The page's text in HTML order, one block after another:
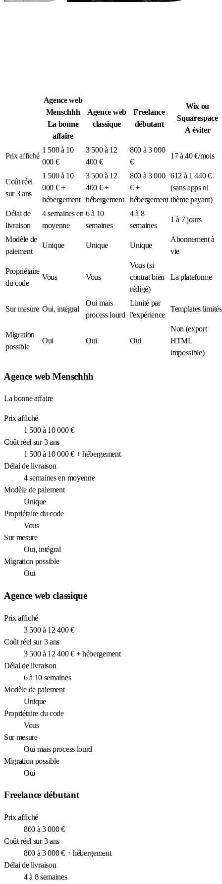
Agence web
Menschhh
La bonne
affaire
Agence web
classique
Freelance
débutant
Wix ou
Squarespace
À éviter
Prix affiché
1 500 à 10
000 €
3 500 à 12
400 €
800 à 3 000
€
17 à 40 €/mois
Coût réel
sur 3 ans
1 500 à 10
000 € +
hébergement
3 500 à 12
400 € +
hébergement
800 à 3 000
€ +
hébergement
612 à 1 440 €
(sans apps ni
thème payant)
Délai de
livraison
4 semaines en
moyenne
6 à 10
semaines
4 à 8
semaines
1 à 7 jours
Modèle de
paiement
Unique Unique Unique
Abonnement à
vie
Propriétaire
du code
Vous Vous
Vous (si
contrat bien
rédigé)
La plateforme
Sur mesure Oui, intégral
Oui mais
process lourd
Limité par
l'expérience
Templates limités
Migration
possible
Oui Oui Oui
Non (export
HTML
impossible)
Agence web Menschhh
La bonne affaire
Prix affiché
1 500 à 10 000 €
Coût réel sur 3 ans
1 500 à 10 000 € + hébergement
Délai de livraison
4 semaines en moyenne
Modèle de paiement
Unique
Propriétaire du code
Vous
Sur mesure
Oui, intégral
Migration possible
Oui
Agence web classique
Prix affiché
3 500 à 12 400 €
Coût réel sur 3 ans
3 500 à 12 400 € + hébergement
Délai de livraison
6 à 10 semaines
Modèle de paiement
Unique
Propriétaire du code
Vous
Sur mesure
Oui mais process lourd
Migration possible
Oui
Freelance débutant
Prix affiché
800 à 3 000 €
Coût réel sur 3 ans
800 à 3 000 € + hébergement
Délai de livraison
4 à 8 semaines